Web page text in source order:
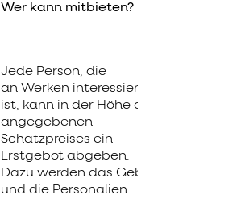
Wer kann mitbieten?
Jede Person, die
an Werken interessiert
ist, kann in der Höhe des
angegebenen
Schätzpreises ein
Erstgebot abgeben.
Dazu werden das Gebot
und die Personalien